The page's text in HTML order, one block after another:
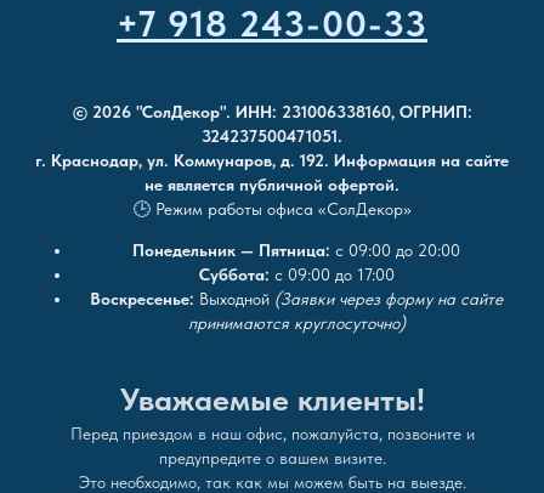
+7 918 243-00-33
© 2026 "СолДекор". ИНН: 231006338160, ОГРНИП:
324237500471051.
г. Краснодар, ул. Коммунаров, д. 192. Информация на сайте
не является публичной офертой.
🕒 Режим работы офиса «СолДекор»
Понедельник — Пятница: с 09:00 до 20:00
Суббота: с 09:00 до 17:00
Воскресенье: Выходной (Заявки через форму на сайте
принимаются круглосуточно)
Уважаемые клиенты!
Перед приездом в наш офис, пожалуйста, позвоните и
предупредите о вашем визите.
Это необходимо, так как мы можем быть на выезде.